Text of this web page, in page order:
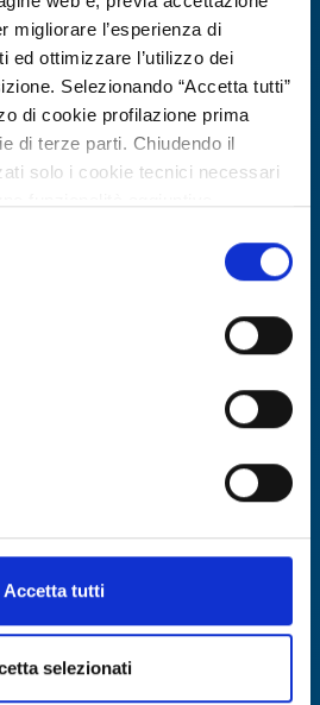
migliorare l’esperienza di
ed ottimizzare l’utilizzo dei
Selezionando “Accetta tutti”
di cookie profilazione prima
di terze parti. Chiudendo il
solo i cookie tecnici necessari
consulta la nostra cookie policy.
it/co
it/pr
Accetta tutti
selezionati
offre engineering
twin e strumenti
DISCOVER MORE →